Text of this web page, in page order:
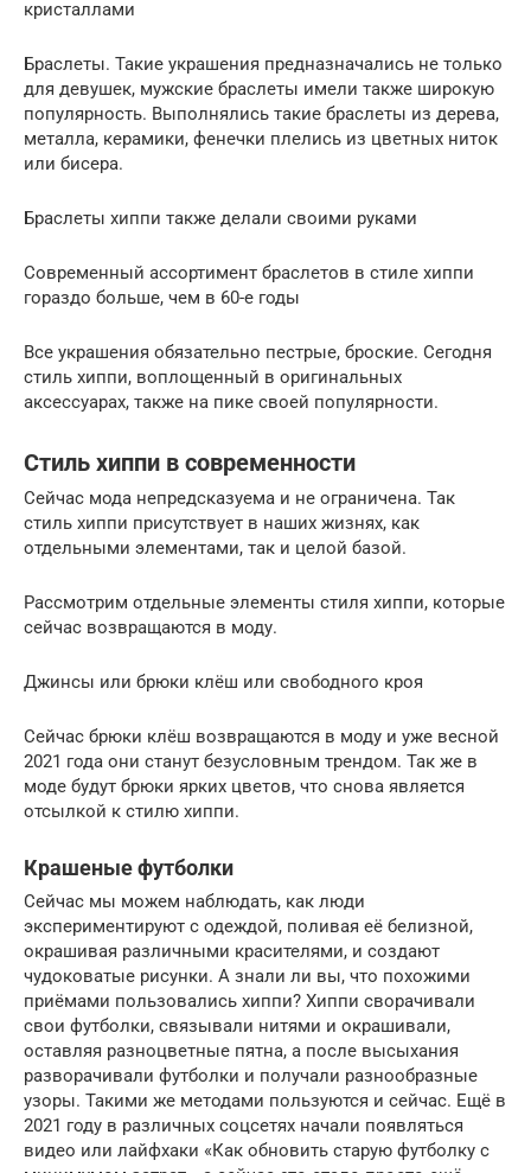
кристаллами
Браслеты. Такие украшения предназначались не только
для девушек, мужские браслеты имели также широкую
популярность. Выполнялись такие браслеты из дерева,
металла, керамики, фенечки плелись из цветных ниток
или бисера.
Браслеты хиппи также делали своими руками
Современный ассортимент браслетов в стиле хиппи
гораздо больше, чем в 60-е годы
Все украшения обязательно пестрые, броские. Сегодня
стиль хиппи, воплощенный в оригинальных
аксессуарах, также на пике своей популярности.
Стиль хиппи в современности
Сейчас мода непредсказуема и не ограничена. Так
стиль хиппи присутствует в наших жизнях, как
отдельными элементами, так и целой базой.
Рассмотрим отдельные элементы стиля хиппи, которые
сейчас возвращаются в моду.
Джинсы или брюки клёш или свободного кроя
Сейчас брюки клёш возвращаются в моду и уже весной
2021 года они станут безусловным трендом. Так же в
моде будут брюки ярких цветов, что снова является
отсылкой к стилю хиппи.
Крашеные футболки
Сейчас мы можем наблюдать, как люди
экспериментируют с одеждой, поливая её белизной,
окрашивая различными красителями, и создают
чудоковатые рисунки. А знали ли вы, что похожими
приёмами пользовались хиппи? Хиппи сворачивали
свои футболки, связывали нитями и окрашивали,
оставляя разноцветные пятна, а после высыхания
разворачивали футболки и получали разнообразные
узоры. Такими же методами пользуются и сейчас. Ещё в
2021 году в различных соцсетях начали появляться
видео или лайфхаки «Как обновить старую футболку с